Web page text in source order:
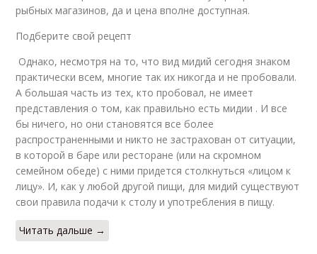
рыбных магазинов, да и цена вполне доступная.
Подберите свой рецепт
Однако, несмотря на то, что вид мидий сегодня знаком
практически всем, многие так их никогда и не пробовали.
А большая часть из тех, кто пробовал, не имеет
представления о том, как правильно есть мидии . И все
бы ничего, но они становятся все более
распространенными и никто не застрахован от ситуации,
в которой в баре или ресторане (или на скромном
семейном обеде) с ними придется столкнуться «лицом к
лицу». И, как у любой другой пищи, для мидий существуют
свои правила подачи к столу и употребления в пищу.
Читать дальше →